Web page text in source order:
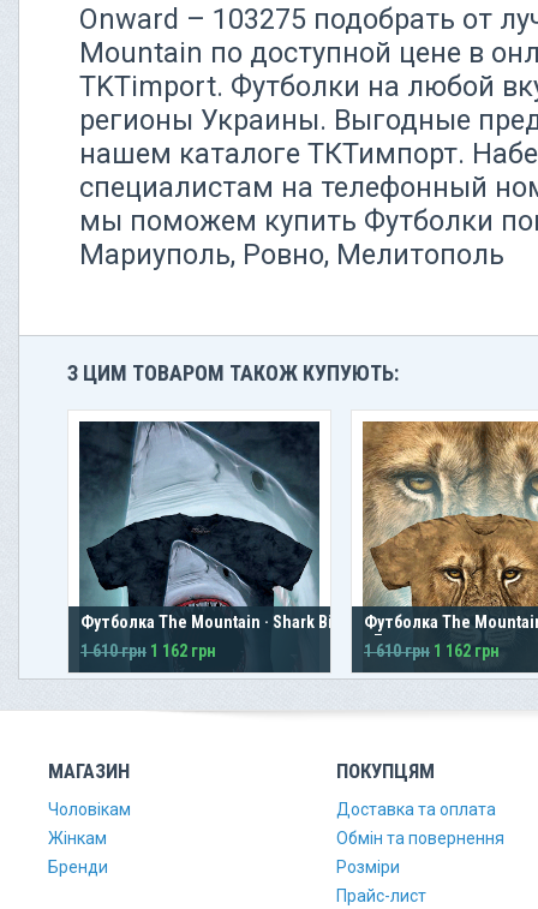
Onward – 103275 подобрать от
Mountain по доступной цене в
TKTimport. Футболки на любой
регионы Украины. Выгодные
нашем каталоге ТКТимпорт.
специалистам на телефонный
мы поможем купить Футболки
Мариуполь, Ровно, Мелитополь
З ЦИМ ТОВАРОМ ТАКОЖ КУПУЮТЬ:
Футболка The Mountain · Shark Bite
1 610 грн 1 162 грн
Футболка The
· Лев
1 610 грн 1 162 грн
МАГАЗИН
Чоловікам
Жінкам
Бренди
ПОКУПЦЯМ
Доставка та оплата
Обмін та повернення
Розміри
Прайс-лист